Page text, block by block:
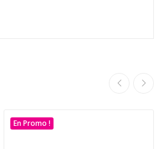
En Promo !